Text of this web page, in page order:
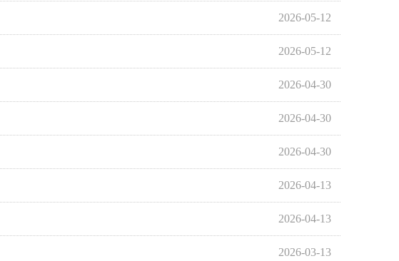
2026-05-12
2026-05-12
2026-04-30
2026-04-30
2026-04-30
2026-04-13
2026-04-13
2026-03-13